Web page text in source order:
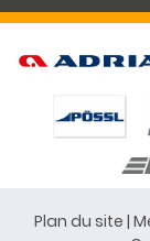
Plan du site |